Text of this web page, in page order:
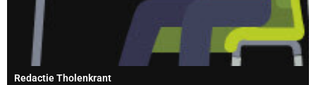
Redactie Tholenkrant